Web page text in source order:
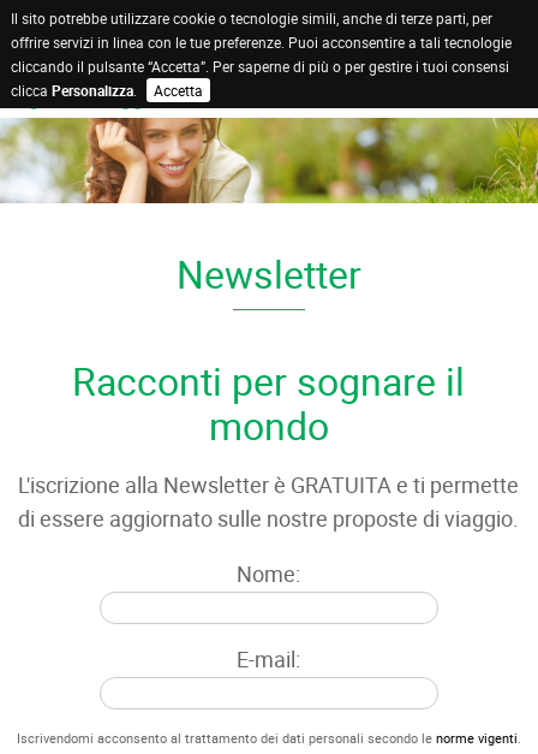
Newsletter
Racconti per sognare il
mondo
L'iscrizione alla Newsletter è GRATUITA e ti permette
di essere aggiornato sulle nostre proposte di viaggio.
Nome:
E-mail:
Iscrivendomi acconsento al trattamento dei dati personali secondo le norme vigenti.
Il sito potrebbe utilizzare cookie o tecnologie simili, anche di terze parti, per
offrire servizi in linea con le tue preferenze. Puoi acconsentire a tali tecnologie
cliccando il pulsante “Accetta”. Per saperne di più o per gestire i tuoi consensi
clicca Personalizza. Accetta